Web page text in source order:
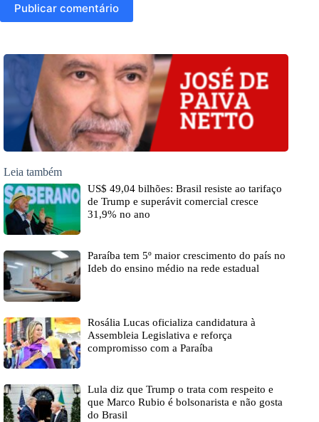
Publicar comentário
Leia também
US$ 49,04 bilhões: Brasil resiste ao tarifaço
de Trump e superávit comercial cresce
31,9% no ano
Paraíba tem 5º maior crescimento do país no
Ideb do ensino médio na rede estadual
Rosália Lucas oficializa candidatura à
Assembleia Legislativa e reforça
compromisso com a Paraíba
Lula diz que Trump o trata com respeito e
que Marco Rubio é bolsonarista e não gosta
do Brasil